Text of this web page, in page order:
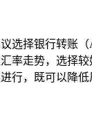
选择银行转账
率走势，选择较
行，既可以降